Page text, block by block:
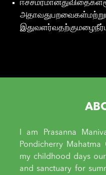
I am Prasanna
Pondicherry
my childhood days
and sanctuary for